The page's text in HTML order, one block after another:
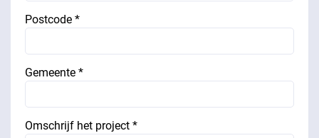
Postcode *
Gemeente *
Omschrijf het project *